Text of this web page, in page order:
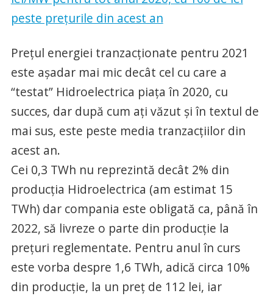
peste preţurile din acest an
Preţul energiei tranzacţionate pentru 2021
este aşadar mai mic decât cel cu care a
“testat” Hidroelectrica piaţa în 2020, cu
succes, dar după cum aţi văzut şi în textul de
mai sus, este peste media tranzacţiilor din
acest an.
Cei 0,3 TWh nu reprezintă decât 2% din
producţia Hidroelectrica (am estimat 15
TWh) dar compania este obligată ca, până în
2022, să livreze o parte din producţie la
preţuri reglementate. Pentru anul în curs
este vorba despre 1,6 TWh, adică circa 10%
din producţie, la un preţ de 112 lei, iar